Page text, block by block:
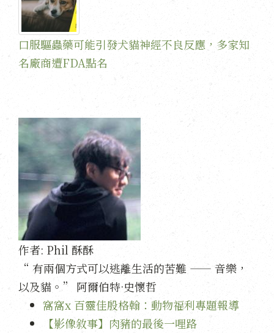
口服驅蟲藥可能引發犬貓神經不良反應，多家知
名廠商遭FDA點名
作者: Phil 酥酥
“ 有兩個方式可以逃離生活的苦難 —— 音樂，
以及貓。” 阿爾伯特·史懷哲
窩窩x 百靈佳殷格翰：動物福利專題報導
【影像敘事】肉豬的最後一哩路